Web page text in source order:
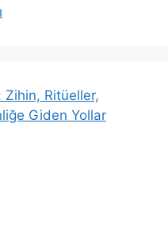
Zihin, Ritüeller,
Giden Yollar